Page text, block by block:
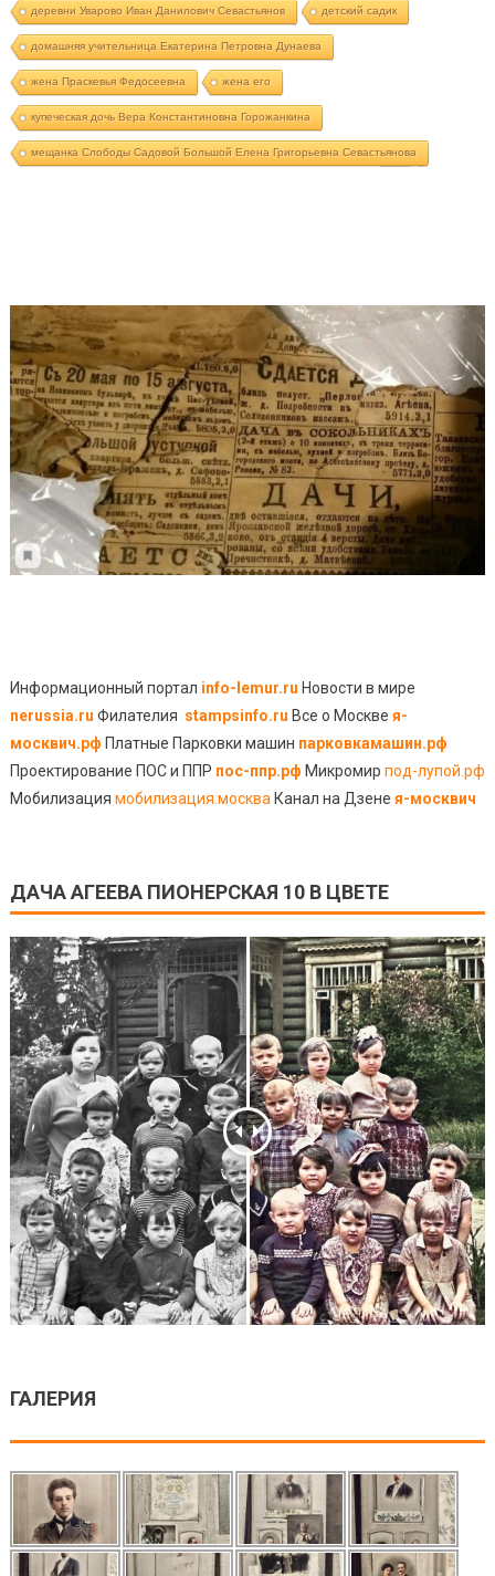
деревни Уварово Иван Данилович Севастьянов детский садик
домашняя учительница Екатерина Петровна Дунаева
жена Праскевья Федосеевна жена его
купеческая дочь Вера Константиновна Горожанкина
мещанка Слободы Садовой Большой Елена Григорьевна Севастьянова
Информационный портал info-lemur.ru Новости в мире
nerussia.ru Филателия stampsinfo.ru Все о Москве я-
москвич.рф Платные Парковки машин парковкамашин.рф
Проектирование ПОС и ППР пос-ппр.рф Микромир под-лупой.рф
Мобилизация мобилизация.москваКанал на Дзене я-москвич
ДАЧА АГЕЕВА ПИОНЕРСКАЯ 10 В ЦВЕТЕ
ГАЛЕРИЯ